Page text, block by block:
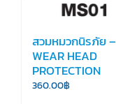
สวมหมวกนิรภัย –
WEAR HEAD
PROTECTION
360.00฿